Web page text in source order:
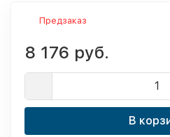
Предзаказ
8 176 руб.
В